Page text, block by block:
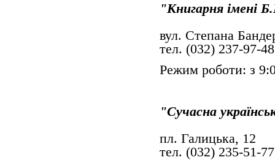
"Книгарня
вул.
тел. (032) 237-97-48
Режим роботи: з
"Сучасна
пл.
тел. (032) 235-51-77